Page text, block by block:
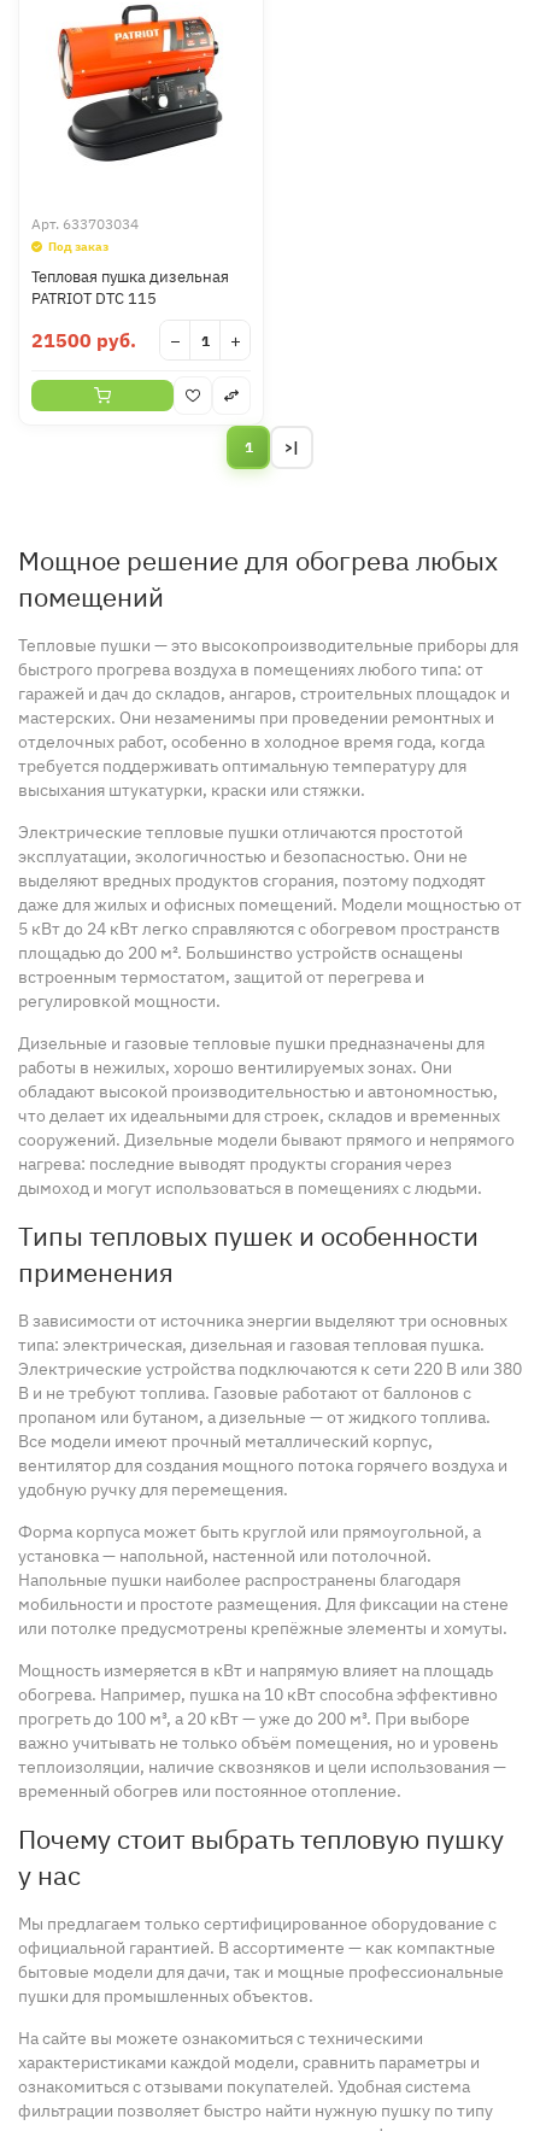
Арт. 633703034
Под заказ
Тепловая пушка дизельная
PATRIOT DTC 115
21500 руб. − +
1 >|
Мощное решение для обогрева любых
помещений
Тепловые пушки — это высокопроизводительные приборы для
быстрого прогрева воздуха в помещениях любого типа: от
гаражей и дач до складов, ангаров, строительных площадок и
мастерских. Они незаменимы при проведении ремонтных и
отделочных работ, особенно в холодное время года, когда
требуется поддерживать оптимальную температуру для
высыхания штукатурки, краски или стяжки.
Электрические тепловые пушки отличаются простотой
эксплуатации, экологичностью и безопасностью. Они не
выделяют вредных продуктов сгорания, поэтому подходят
даже для жилых и офисных помещений. Модели мощностью от
5 кВт до 24 кВт легко справляются с обогревом пространств
площадью до 200 м². Большинство устройств оснащены
встроенным термостатом, защитой от перегрева и
регулировкой мощности.
Дизельные и газовые тепловые пушки предназначены для
работы в нежилых, хорошо вентилируемых зонах. Они
обладают высокой производительностью и автономностью,
что делает их идеальными для строек, складов и временных
сооружений. Дизельные модели бывают прямого и непрямого
нагрева: последние выводят продукты сгорания через
дымоход и могут использоваться в помещениях с людьми.
Типы тепловых пушек и особенности
применения
В зависимости от источника энергии выделяют три основных
типа: электрическая, дизельная и газовая тепловая пушка.
Электрические устройства подключаются к сети 220 В или 380
В и не требуют топлива. Газовые работают от баллонов с
пропаном или бутаном, а дизельные — от жидкого топлива.
Все модели имеют прочный металлический корпус,
вентилятор для создания мощного потока горячего воздуха и
удобную ручку для перемещения.
Форма корпуса может быть круглой или прямоугольной, а
установка — напольной, настенной или потолочной.
Напольные пушки наиболее распространены благодаря
мобильности и простоте размещения. Для фиксации на стене
или потолке предусмотрены крепёжные элементы и хомуты.
Мощность измеряется в кВт и напрямую влияет на площадь
обогрева. Например, пушка на 10 кВт способна эффективно
прогреть до 100 м³, а 20 кВт — уже до 200 м³. При выборе
важно учитывать не только объём помещения, но и уровень
теплоизоляции, наличие сквозняков и цели использования —
временный обогрев или постоянное отопление.
Почему стоит выбрать тепловую пушку
у нас
Мы предлагаем только сертифицированное оборудование с
официальной гарантией. В ассортименте — как компактные
бытовые модели для дачи, так и мощные профессиональные
пушки для промышленных объектов.
На сайте вы можете ознакомиться с техническими
характеристиками каждой модели, сравнить параметры и
ознакомиться с отзывами покупателей. Удобная система
фильтрации позволяет быстро найти нужную пушку по типу